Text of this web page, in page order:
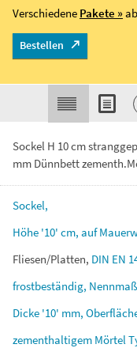
Sockel H 10 cm
mm Dünnbett
Sockel,
Höhe '10' cm, auf
Fliesen/Platten, DIN EN
frostbeständig, Nennmaß
Dicke '10' mm,
zementhaltigem Mörtel
Verschiedene Pakete »
Bestellen